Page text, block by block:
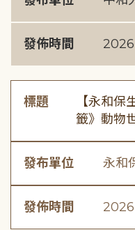
發佈時間
標題
【永和保
籤》動物
發布單位 永和
發佈時間